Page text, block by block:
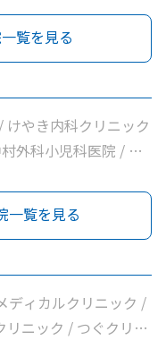
社団昇陽会阿佐谷す
慶和会中村外科小児
内科 / 医療法人社団
蘭松会蘭松医院 / 医
/ シャレール荻窪前や
覧を見る
やき内科クリニック
外科小児科医院 / 医
レール荻窪前やすだ
一覧を見る
ディカルクリニック /
ニック / つぐクリニ